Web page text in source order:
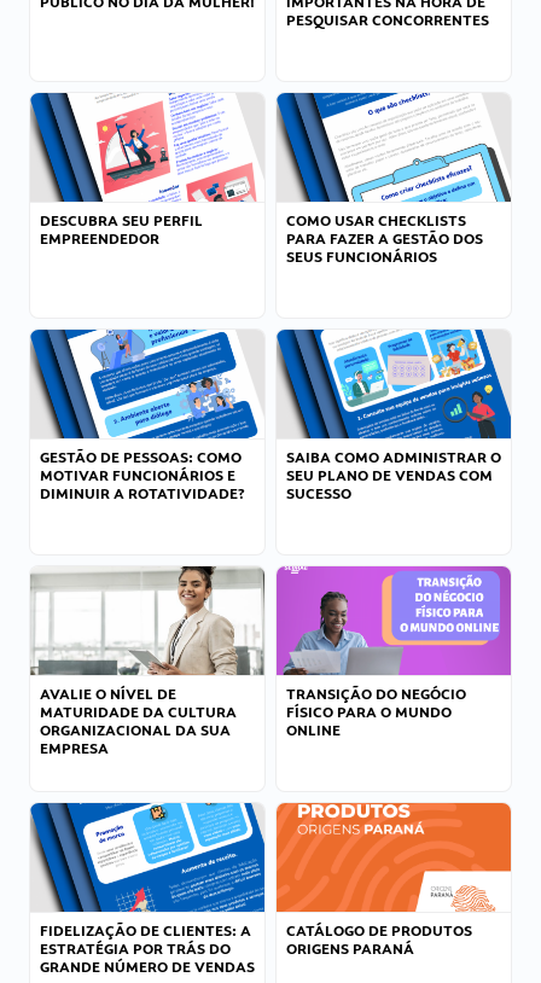
PESQUISAR CONCORRENTES
DESCUBRA SEU PERFIL
EMPREENDEDOR
COMO USAR CHECKLISTS
PARA FAZER A GESTÃO DOS
SEUS FUNCIONÁRIOS
GESTÃO DE PESSOAS: COMO
MOTIVAR FUNCIONÁRIOS E
DIMINUIR A ROTATIVIDADE?
SAIBA COMO ADMINISTRAR O
SEU PLANO DE VENDAS COM
SUCESSO
AVALIE O NÍVEL DE
MATURIDADE DA CULTURA
ORGANIZACIONAL DA SUA
EMPRESA
TRANSIÇÃO DO NEGÓCIO
FÍSICO PARA O MUNDO
ONLINE
FIDELIZAÇÃO DE CLIENTES: A
ESTRATÉGIA POR TRÁS DO
GRANDE NÚMERO DE VENDAS
CATÁLOGO DE PRODUTOS
ORIGENS PARANÁ